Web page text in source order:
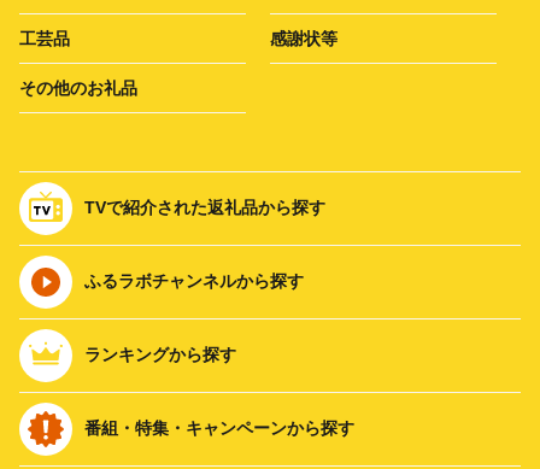
工芸品 感謝状等
その他のお礼品
TVで紹介された返礼品から探す
ふるラボチャンネルから探す
ランキングから探す
番組・特集・キャンペーンから探す